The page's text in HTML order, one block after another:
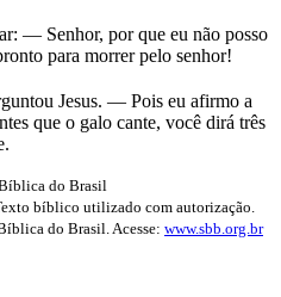
— Senhor, por que eu não posso
para morrer pelo senhor!
Jesus. — Pois eu afirmo a
que o galo cante, você dirá três
do Brasil
bíblico utilizado com autorização.
do Brasil. Acesse: www.sbb.org.br